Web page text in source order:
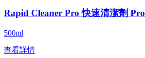
Rapid Cleaner Pro 快速清潔劑 Pro
500ml
查看詳情